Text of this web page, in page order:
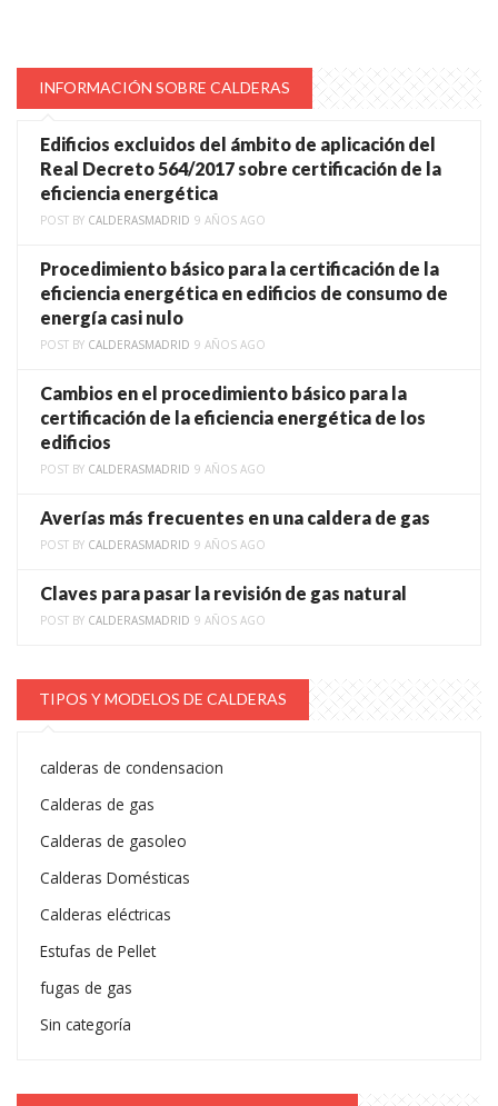
INFORMACIÓN SOBRE CALDERAS
Edificios excluidos del ámbito de aplicación del
Real Decreto 564/2017 sobre certificación de la
eficiencia energética
POST BY CALDERASMADRID 9 AÑOS AGO
Procedimiento básico para la certificación de la
eficiencia energética en edificios de consumo de
energía casi nulo
POST BY CALDERASMADRID 9 AÑOS AGO
Cambios en el procedimiento básico para la
certificación de la eficiencia energética de los
edificios
POST BY CALDERASMADRID 9 AÑOS AGO
Averías más frecuentes en una caldera de gas
POST BY CALDERASMADRID 9 AÑOS AGO
Claves para pasar la revisión de gas natural
POST BY CALDERASMADRID 9 AÑOS AGO
TIPOS Y MODELOS DE CALDERAS
calderas de condensacion
Calderas de gas
Calderas de gasoleo
Calderas Domésticas
Calderas eléctricas
Estufas de Pellet
fugas de gas
Sin categoría